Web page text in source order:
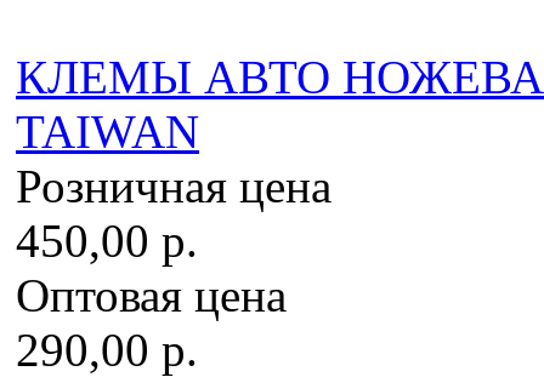
КЛЕМЫ АВТО НОЖЕВАЯ
TAIWAN
Розничная цена
450,00 р.
Оптовая цена
290,00 р.